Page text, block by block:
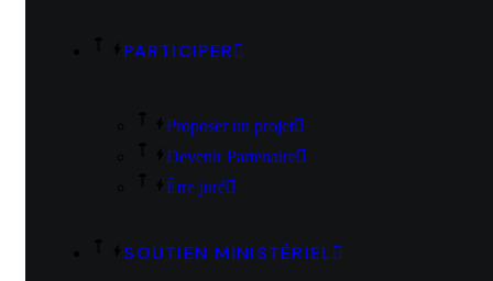
PARTICIPER
Proposer un projet
Devenir Partenaire
Être juré
SOUTIEN MINISTÉRIEL